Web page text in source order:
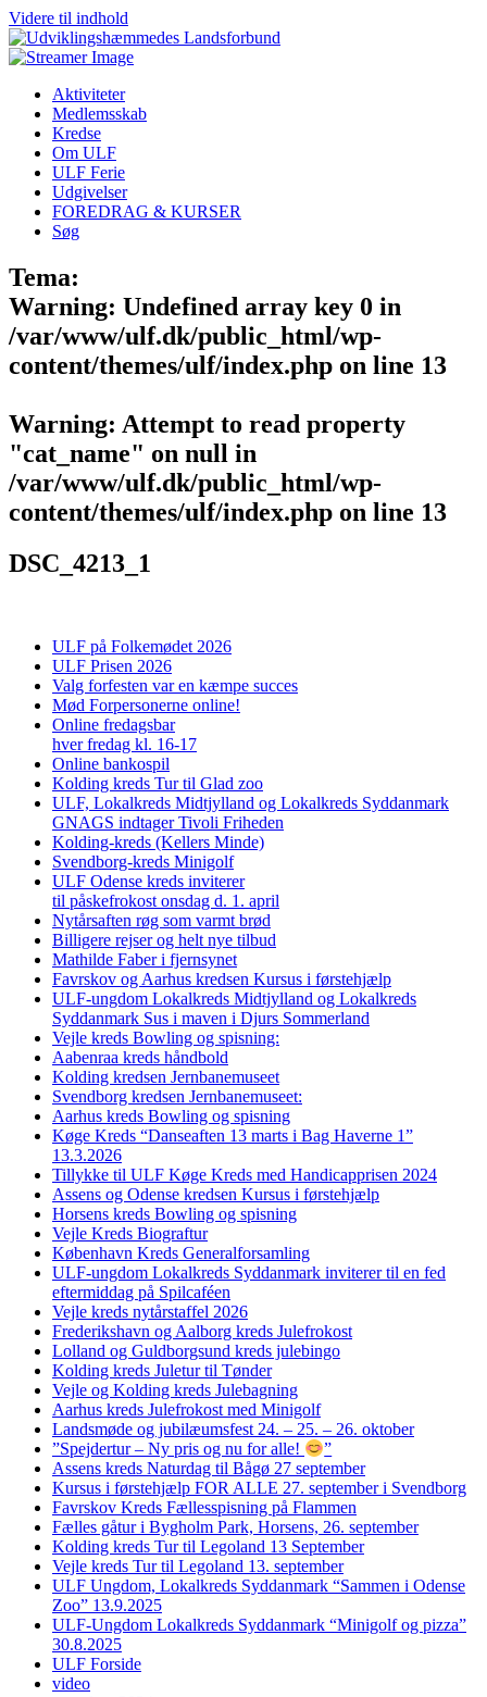
Videre til indhold
Aktiviteter
Medlemsskab
Kredse
Om ULF
ULF Ferie
Udgivelser
FOREDRAG & KURSER
Søg
Tema:
Warning: Undefined array key 0 in
/var/www/ulf.dk/public_html/wp-
content/themes/ulf/index.php on line 13
Warning: Attempt to read property
"cat_name" on null in
/var/www/ulf.dk/public_html/wp-
content/themes/ulf/index.php on line 13
DSC_4213_1
ULF på Folkemødet 2026
ULF Prisen 2026
Valg forfesten var en kæmpe succes
Mød Forpersonerne online!
Online fredagsbar
hver fredag kl. 16-17
Online bankospil
Kolding kreds Tur til Glad zoo
ULF, Lokalkreds Midtjylland og Lokalkreds Syddanmark
GNAGS indtager Tivoli Friheden
Kolding-kreds (Kellers Minde)
Svendborg-kreds Minigolf
ULF Odense kreds inviterer
til påskefrokost onsdag d. 1. april
Nytårsaften røg som varmt brød
Billigere rejser og helt nye tilbud
Mathilde Faber i fjernsynet
Favrskov og Aarhus kredsen Kursus i førstehjælp
ULF-ungdom Lokalkreds Midtjylland og Lokalkreds
Syddanmark Sus i maven i Djurs Sommerland
Vejle kreds Bowling og spisning:
Aabenraa kreds håndbold
Kolding kredsen Jernbanemuseet
Svendborg kredsen Jernbanemuseet:
Aarhus kreds Bowling og spisning
Køge Kreds “Danseaften 13 marts i Bag Haverne 1”
13.3.2026
Tillykke til ULF Køge Kreds med Handicapprisen 2024
Assens og Odense kredsen Kursus i førstehjælp
Horsens kreds Bowling og spisning
Vejle Kreds Biograftur
København Kreds Generalforsamling
ULF-ungdom Lokalkreds Syddanmark inviterer til en fed
eftermiddag på Spilcaféen
Vejle kreds nytårstaffel 2026
Frederikshavn og Aalborg kreds Julefrokost
Lolland og Guldborgsund kreds julebingo
Kolding kreds Juletur til Tønder
Vejle og Kolding kreds Julebagning
Aarhus kreds Julefrokost med Minigolf
Landsmøde og jubilæumsfest 24. – 25. – 26. oktober
”Spejdertur – Ny pris og nu for alle!
”
Assens kreds Naturdag til Bågø 27 september
Kursus i førstehjælp FOR ALLE 27. september i Svendborg
Favrskov Kreds Fællesspisning på Flammen
Fælles gåtur i Bygholm Park, Horsens, 26. september
Kolding kreds Tur til Legoland 13 September
Vejle kreds Tur til Legoland 13. september
ULF Ungdom, Lokalkreds Syddanmark “Sammen i Odense
Zoo” 13.9.2025
ULF-Ungdom Lokalkreds Syddanmark “Minigolf og pizza”
30.8.2025
ULF Forside
video